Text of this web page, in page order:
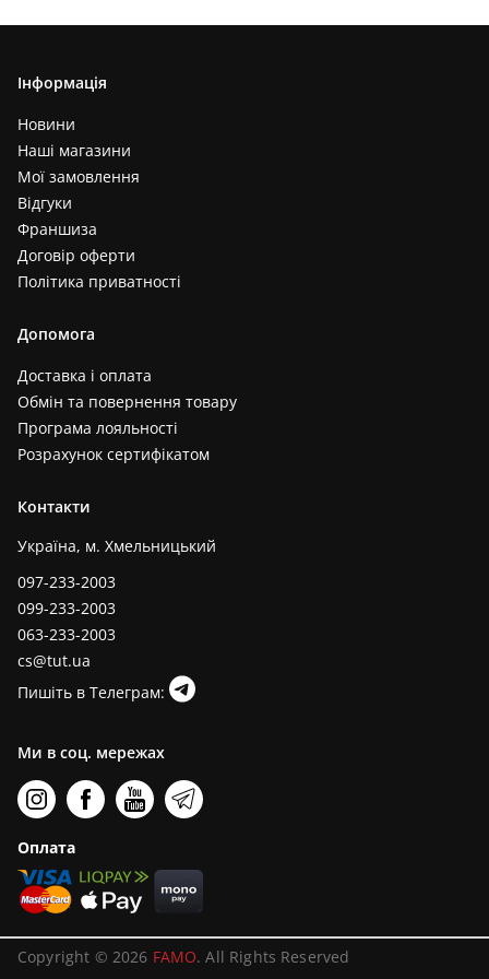
Інформація
Новини
Наші магазини
Мої замовлення
Відгуки
Франшиза
Договір оферти
Політика приватності
Допомога
Доставка і оплата
Обмін та повернення товару
Програма лояльності
Розрахунок сертифікатом
Контакти
Україна, м. Хмельницький
097-233-2003
099-233-2003
063-233-2003
cs@tut.ua
Пишіть в Телеграм:
Ми в соц. мережах
Оплата
Copyright © 2026 FAMO. All Rights Reserved